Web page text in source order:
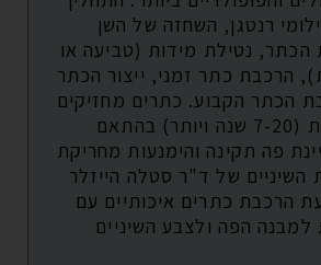
רנטגן, השחזה של השן
נטילת מידות (טביעה או
הרכבת כתר זמני, ייצור הכתר
הכתר הקבוע. כתרים מחזיקים
מעמד שנים רבות (7-20 שנה ויותר) בהתאם
פה תקינה והימנעות מחריקת
השיניים של ד"ר סטלה הייזלר
הרכבת כתרים איכותיים עם
הפה ולצבע השיניים